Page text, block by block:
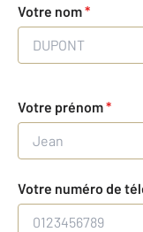
Votre nom*
Votre prénom*
Votre numéro de